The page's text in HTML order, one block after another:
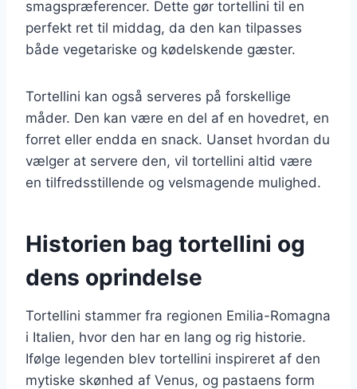
smagspræferencer. Dette gør tortellini til en
perfekt ret til middag, da den kan tilpasses
både vegetariske og kødelskende gæster.
Tortellini kan også serveres på forskellige
måder. Den kan være en del af en hovedret, en
forret eller endda en snack. Uanset hvordan du
vælger at servere den, vil tortellini altid være
en tilfredsstillende og velsmagende mulighed.
Historien bag tortellini og
dens oprindelse
Tortellini stammer fra regionen Emilia-Romagna
i Italien, hvor den har en lang og rig historie.
Ifølge legenden blev tortellini inspireret af den
mytiske skønhed af Venus, og pastaens form